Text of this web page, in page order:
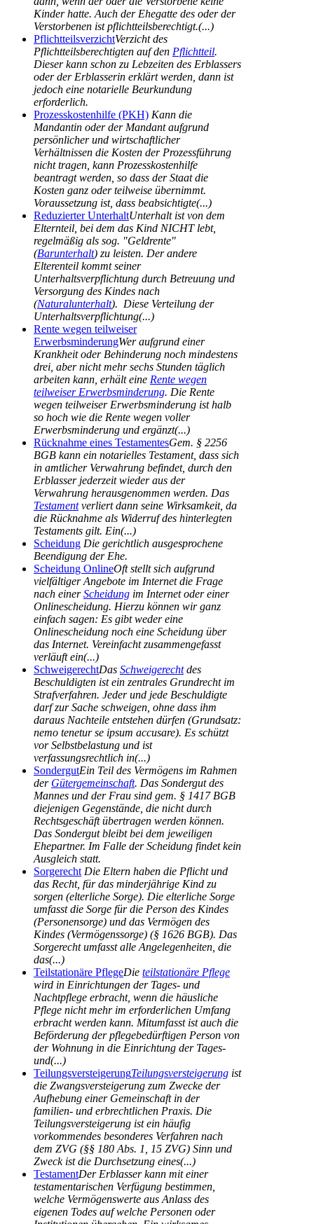
Kinder hatte. Auch der Ehegatte des oder der
Verstorbenen ist pflichtteilsberechtigt.(...)
PflichtteilsverzichtVerzicht des
Pflichtteilsberechtigten auf den Pflichtteil.
Dieser kann schon zu Lebzeiten des Erblassers
oder der Erblasserin erklärt werden, dann ist
jedoch eine notarielle Beurkundung
erforderlich.
Prozesskostenhilfe (PKH) Kann die
Mandantin oder der Mandant aufgrund
persönlicher und wirtschaftlicher
Verhältnissen die Kosten der Prozessführung
nicht tragen, kann Prozesskostenhilfe
beantragt werden, so dass der Staat die
Kosten ganz oder teilweise übernimmt.
Voraussetzung ist, dass beabsichtigte(...)
Reduzierter UnterhaltUnterhalt ist von dem
Elternteil, bei dem das Kind NICHT lebt,
regelmäßig als sog. "Geldrente"
(Barunterhalt) zu leisten. Der andere
Elterenteil kommt seiner
Unterhaltsverpflichtung durch Betreuung und
Versorgung des Kindes nach
(Naturalunterhalt). Diese Verteilung der
Unterhaltsverpflichtung(...)
Rente wegen teilweiser
ErwerbsminderungWer aufgrund einer
Krankheit oder Behinderung noch mindestens
drei, aber nicht mehr sechs Stunden täglich
arbeiten kann, erhält eine Rente wegen
teilweiser Erwerbsminderung. Die Rente
wegen teilweiser Erwerbsminderung ist halb
so hoch wie die Rente wegen voller
Erwerbsminderung und ergänzt(...)
Rücknahme eines TestamentesGem. § 2256
BGB kann ein notarielles Testament, dass sich
in amtlicher Verwahrung befindet, durch den
Erblasser jederzeit wieder aus der
Verwahrung herausgenommen werden. Das
Testamentverliert dann seine Wirksamkeit, da
die Rücknahme als Widerruf des hinterlegten
Testaments gilt. Ein(...)
Scheidung Die gerichtlich ausgesprochene
Beendigung der Ehe.
Scheidung OnlineOft stellt sich aufgrund
vielfältiger Angebote im Internet die Frage
nach einerScheidung im Internet oder einer
Onlinescheidung. Hierzu können wir ganz
einfach sagen: Es gibt weder eine
Onlinescheidung noch eine Scheidung über
das Internet. Vereinfacht zusammengefasst
verläuft ein(...)
SchweigerechtDas Schweigerechtdes
Beschuldigten ist ein zentrales Grundrecht im
Strafverfahren. Jeder und jede Beschuldigte
darf zur Sache schweigen, ohne dass ihm
daraus Nachteile entstehen dürfen (Grundsatz:
nemo tenetur se ipsum accusare). Es schützt
vor Selbstbelastung und ist
verfassungsrechtlich in(...)
SondergutEin Teil des Vermögens im Rahmen
der Gütergemeinschaft. Das Sondergut des
Mannes und der Frau sind gem. § 1417 BGB
diejenigen Gegenstände, die nicht durch
Rechtsgeschäft übertragen werden können.
Das Sondergut bleibt bei dem jeweiligen
Ehepartner. Im Falle der Scheidung findet kein
Ausgleich statt.
Sorgerecht Die Eltern haben die Pflicht und
das Recht, für das minderjährige Kind zu
sorgen (elterliche Sorge). Die elterliche Sorge
umfasst die Sorge für die Person des Kindes
(Personensorge) und das Vermögen des
Kindes (Vermögenssorge) (§ 1626 BGB). Das
Sorgerecht umfasst alle Angelegenheiten, die
das(...)
Teilstationäre PflegeDie teilstationäre Pflege
wird in Einrichtungen der Tages- und
Nachtpflege erbracht, wenn die häusliche
Pflege nicht mehr im erforderlichen Umfang
erbracht werden kann. Mitumfasst ist auch die
Beförderung der pflegebedürftigen Person von
der Wohnung in die Einrichtung der Tages-
und(...)
TeilungsversteigerungTeilungsversteigerung ist
die Zwangsversteigerung zum Zwecke der
Aufhebung einer Gemeinschaft in der
familien- und erbrechtlichen Praxis. Die
Teilungsversteigerung ist ein häufig
vorkommendes besonderes Verfahren nach
dem ZVG (§§ 180 Abs. 1, 15 ZVG) Sinn und
Zweck ist die Durchsetzung eines(...)
TestamentDer Erblasser kann mit einer
testamentarischen Verfügung bestimmen,
welche Vermögenswerte aus Anlass des
eigenen Todes auf welche Personen oder